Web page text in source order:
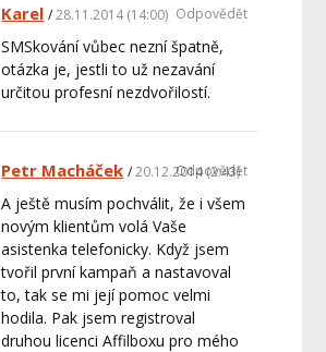
Karel 28.11.2014 (14:00)
SMSkování vůbec nezní špatně,
otázka je, jestli to už nezavání
určitou profesní nezdvořilostí.
Odpovědět
Petr Macháček 20.12.2014 (2:43)
A ještě musím pochválit, že i všem
novým klientům volá Vaše
asistenka telefonicky. Když jsem
tvořil první kampaň a nastavoval
to, tak se mi její pomoc velmi
hodila. Pak jsem registroval
druhou licenci Affilboxu pro mého
Odpovědět